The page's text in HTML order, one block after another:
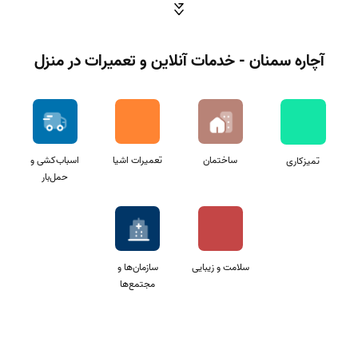
آچاره سمنان - خدمات آنلاین و تعمیرات در منزل
تمیزکاری ساختمان تعمیرات اشیا
اسباب‌کشی و
حمل‌بار
سلامت و زیبایی
سازمان‌ها و
مجتمع‌ها